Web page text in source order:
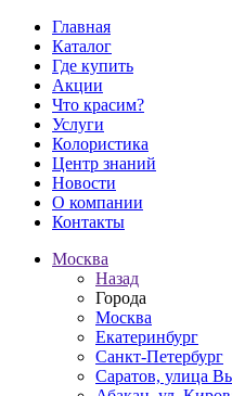
Главная
Каталог
Где купить
Акции
Что красим?
Услуги
Колористика
Центр знаний
Новости
О компании
Контакты
Москва
Назад
Города
Москва
Екатеринбург
Санкт-Петербург
Саратов, улица